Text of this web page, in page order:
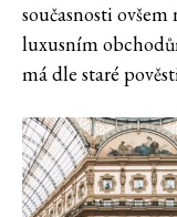
současnosti
luxusním
má dle staré